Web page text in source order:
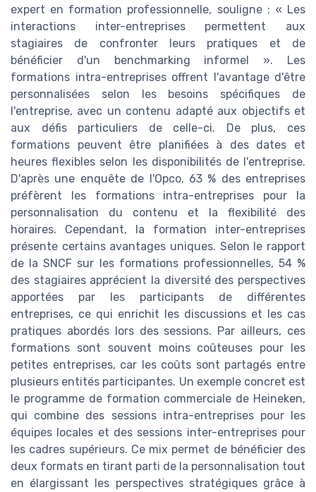
expert en formation professionnelle, souligne : « Les
interactions inter-entreprises permettent aux
stagiaires de confronter leurs pratiques et de
bénéficier d'un benchmarking informel ». Les
formations intra-entreprises offrent l'avantage d'être
personnalisées selon les besoins spécifiques de
l'entreprise, avec un contenu adapté aux objectifs et
aux défis particuliers de celle-ci. De plus, ces
formations peuvent être planifiées à des dates et
heures flexibles selon les disponibilités de l'entreprise.
D'après une enquête de l'Opco, 63 % des entreprises
préfèrent les formations intra-entreprises pour la
personnalisation du contenu et la flexibilité des
horaires. Cependant, la formation inter-entreprises
présente certains avantages uniques. Selon le rapport
de la SNCF sur les formations professionnelles, 54 %
des stagiaires apprécient la diversité des perspectives
apportées par les participants de différentes
entreprises, ce qui enrichit les discussions et les cas
pratiques abordés lors des sessions. Par ailleurs, ces
formations sont souvent moins coûteuses pour les
petites entreprises, car les coûts sont partagés entre
plusieurs entités participantes. Un exemple concret est
le programme de formation commerciale de Heineken,
qui combine des sessions intra-entreprises pour les
équipes locales et des sessions inter-entreprises pour
les cadres supérieurs. Ce mix permet de bénéficier des
deux formats en tirant parti de la personnalisation tout
en élargissant les perspectives stratégiques grâce à